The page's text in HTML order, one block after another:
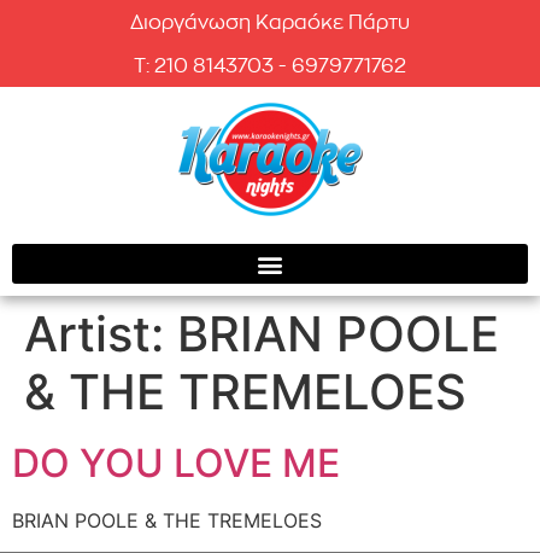
Διοργάνωση Καραόκε Πάρτυ
T: 210 8143703 - 6979771762
Artist: BRIAN POOLE
& THE TREMELOES
DO YOU LOVE ME
BRIAN POOLE & THE TREMELOES